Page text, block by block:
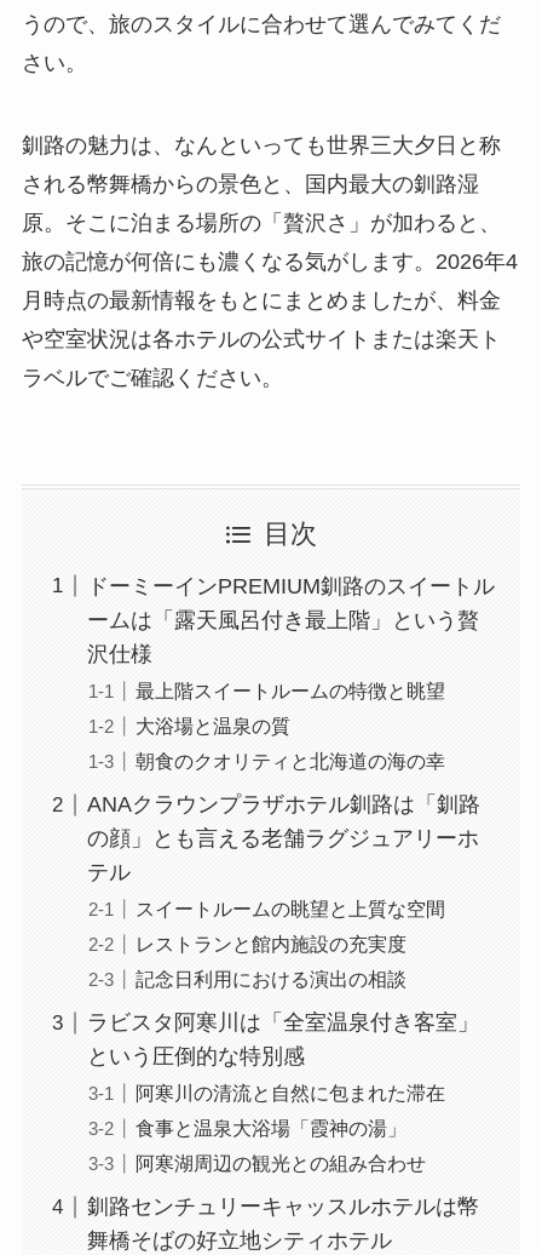
うので、旅のスタイルに合わせて選んでみてくだ
さい。
釧路の魅力は、なんといっても世界三大夕日と称
される幣舞橋からの景色と、国内最大の釧路湿
原。そこに泊まる場所の「贅沢さ」が加わると、
旅の記憶が何倍にも濃くなる気がします。2026年4
月時点の最新情報をもとにまとめましたが、料金
や空室状況は各ホテルの公式サイトまたは楽天ト
ラベルでご確認ください。
目次
ドーミーインPREMIUM釧路のスイートル
ームは「露天風呂付き最上階」という贅
沢仕様
最上階スイートルームの特徴と眺望
大浴場と温泉の質
朝食のクオリティと北海道の海の幸
ANAクラウンプラザホテル釧路は「釧路
の顔」とも言える老舗ラグジュアリーホ
テル
スイートルームの眺望と上質な空間
レストランと館内施設の充実度
記念日利用における演出の相談
ラビスタ阿寒川は「全室温泉付き客室」
という圧倒的な特別感
阿寒川の清流と自然に包まれた滞在
食事と温泉大浴場「霞神の湯」
阿寒湖周辺の観光との組み合わせ
釧路センチュリーキャッスルホテルは幣
舞橋そばの好立地シティホテル